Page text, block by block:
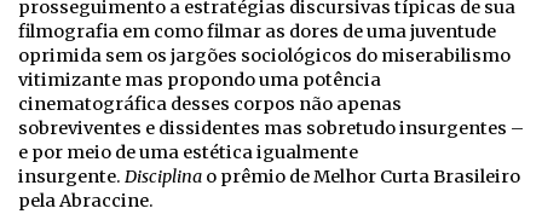
prosseguimento a estratégias discursivas típicas de sua
filmografia em como filmar as dores de uma juventude
oprimida sem os jargões sociológicos do miserabilismo
vitimizante mas propondo uma potência
cinematográfica desses corpos não apenas
sobreviventes e dissidentes mas sobretudo insurgentes –
e por meio de uma estética igualmente
insurgente. Disciplina o prêmio de Melhor Curta Brasileiro
pela Abraccine.